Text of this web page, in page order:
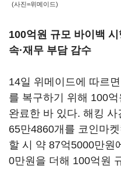
(사진=위메이드)
100억원 규모 바이백
속·재무 부담 감수
14일 위메이드에 따르
를 복구하기 위해 100
완료한 바 있다. 해킹
65만4860개를 코인마
할 시 약 87억5000만원
0만원을 더해 100억원